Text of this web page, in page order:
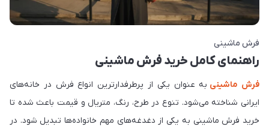
فرش ماشینی
راهنمای کامل خرید فرش ماشینی
فرش ماشینی به عنوان یکی از پرطرفدارترین انواع فرش در خانه‌های
ایرانی شناخته می‌شود. تنوع در طرح، رنگ، متریال و قیمت باعث شده تا
خرید فرش ماشینی به یکی از دغدغه‌های مهم خانواده‌ها تبدیل شود. در